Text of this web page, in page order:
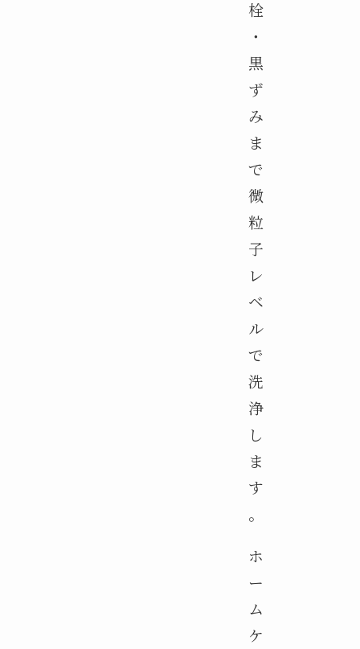
栓
・
黒
ず
み
ま
で
微
粒
子
レ
ベ
ル
で
洗
浄
し
ま
す
。
ホ
ー
ム
ケ